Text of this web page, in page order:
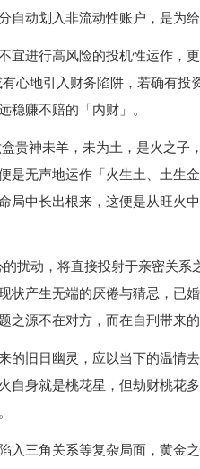
自动划入非流动性账户，是为
宜进行高风险的投机性运作，
心地引入财务陷阱，若确有投
稳赚不赔的「内财」。
贵神未羊，未为土，是火之子
是无声地运作「火生土、土生
局中长出根来，这便是从旺火
扰动，将直接投射于亲密关系
状产生无端的厌倦与猜忌，已
源不在对方，而在自刑带来的
的旧日幽灵，应以当下的温情
自身就是桃花星，但劫财桃花
入三角关系等复杂局面，黄金